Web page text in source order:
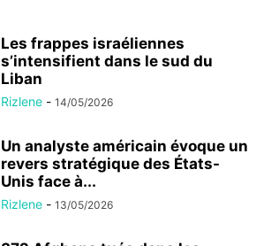
Les frappes israéliennes
s’intensifient dans le sud du
Liban
Rizlene - 14/05/2026
Un analyste américain évoque un
revers stratégique des États-
Unis face à...
Rizlene - 13/05/2026